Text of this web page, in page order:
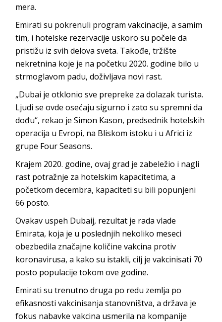
mera.
Emirati su pokrenuli program vakcinacije, a samim
tim, i hotelske rezervacije uskoro su počele da
pristižu iz svih delova sveta. Takođe, tržište
nekretnina koje je na početku 2020. godine bilo u
strmoglavom padu, doživljava novi rast.
„Dubai je otklonio sve prepreke za dolazak turista.
Ljudi se ovde osećaju sigurno i zato su spremni da
dođu“, rekao je Simon Kason, predsednik hotelskih
operacija u Evropi, na Bliskom istoku i u Africi iz
grupe Four Seasons.
Krajem 2020. godine, ovaj grad je zabeležio i nagli
rast potražnje za hotelskim kapacitetima, a
početkom decembra, kapaciteti su bili popunjeni
66 posto.
Ovakav uspeh Dubaij, rezultat je rada vlade
Emirata, koja je u poslednjih nekoliko meseci
obezbedila značajne količine vakcina protiv
koronavirusa, a kako su istakli, cilj je vakcinisati 70
posto populacije tokom ove godine.
Emirati su trenutno druga po redu zemlja po
efikasnosti vakcinisanja stanovništva, a država je
fokus nabavke vakcina usmerila na kompanije